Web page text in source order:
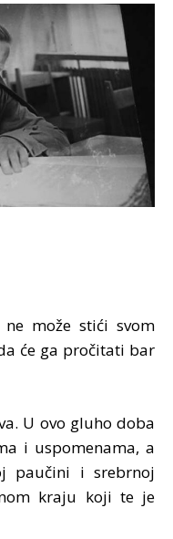
može stići svom
će ga pročitati bar
U ovo gluho doba
i uspomenama, a
paučini i srebrnoj
kraju koji te je